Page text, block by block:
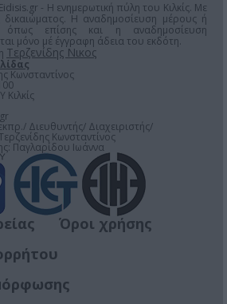
- Η ενημερωτική πύλη του Κιλκίς. Με
δικαιώματος. Η αναδημοσίευση μέρους ή
όπως επίσης και η αναδημοσίευση
μόνο μέ έγγραφη άδεια του εκδότη.
Τερζενίδης Νικος
Κωνσταντίνος
Διευθυντής/ Διαχειριστής/
Κωνσταντίνος
Παγλαρίδου Ιωάννα
Όροι χρήσης